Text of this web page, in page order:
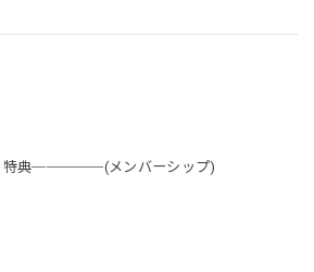
特典─────(メンバーシップ)